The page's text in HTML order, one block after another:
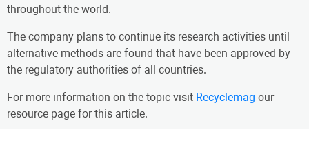
throughout the world.
The company plans to continue its research activities until
alternative methods are found that have been approved by
the regulatory authorities of all countries.
For more information on the topic visit Recyclemag our
resource page for this article.